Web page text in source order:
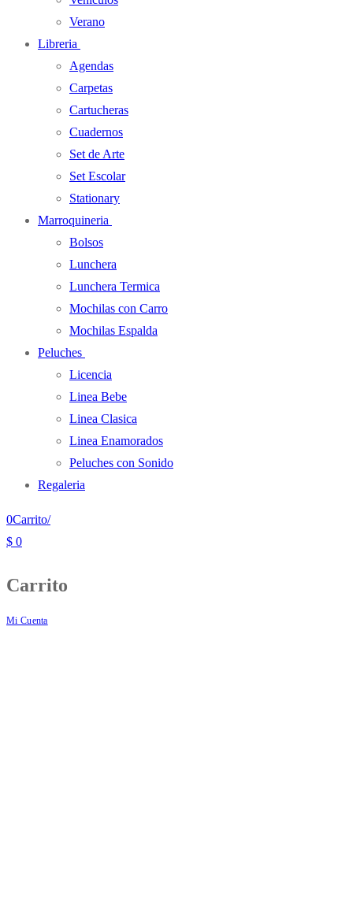
Verano
Libreria
Agendas
Carpetas
Cartucheras
Cuadernos
Set de Arte
Set Escolar
Stationary
Marroquineria
Bolsos
Lunchera
Lunchera Termica
Mochilas con Carro
Mochilas Espalda
Peluches
Licencia
Linea Bebe
Linea Clasica
Linea Enamorados
Peluches con Sonido
Regaleria
0Carrito/
$ 0
Carrito
Mi Cuenta